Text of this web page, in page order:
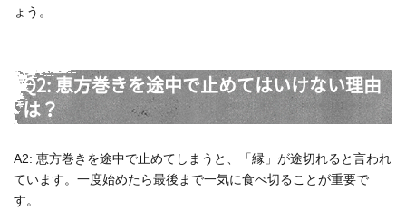
ょう。
Q2: 恵方巻きを途中で止めてはいけない理由
は？
A2: 恵方巻きを途中で止めてしまうと、「縁」が途切れると言われ
ています。一度始めたら最後まで一気に食べ切ることが重要で
す。